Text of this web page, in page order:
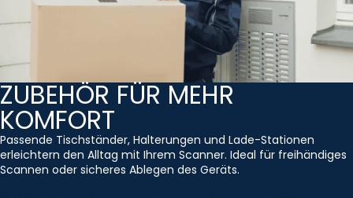
ZUBEHÖR FÜR MEHR
KOMFORT
Passende Tischständer, Halterungen und Lade-Stationen
erleichtern den Alltag mit Ihrem Scanner. Ideal für freihändiges
Scannen oder sicheres Ablegen des Geräts.